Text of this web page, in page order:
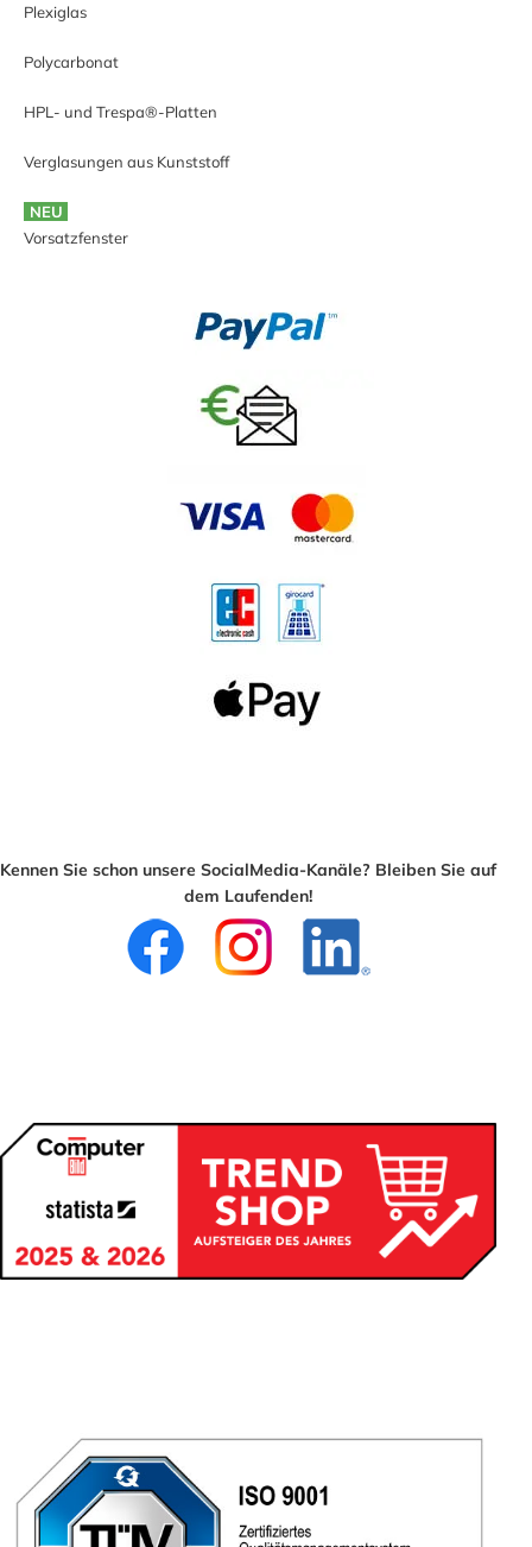
Plexiglas
Polycarbonat
HPL- und Trespa®-Platten
Verglasungen aus Kunststoff
NEU
Vorsatzfenster
Kennen Sie schon unsere SocialMedia-Kanäle? Bleiben Sie auf
dem Laufenden!